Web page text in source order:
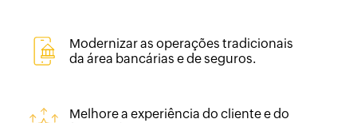
Modernizar as operações tradicionais
da área bancárias e de seguros.
Melhore a experiência do cliente e do